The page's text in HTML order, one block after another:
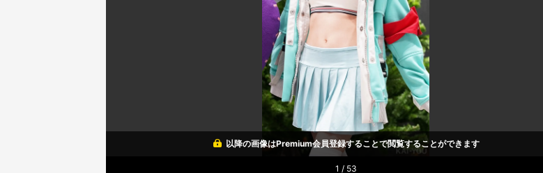
以降の画像はPremium会員登録することで閲覧することができます
1 / 53